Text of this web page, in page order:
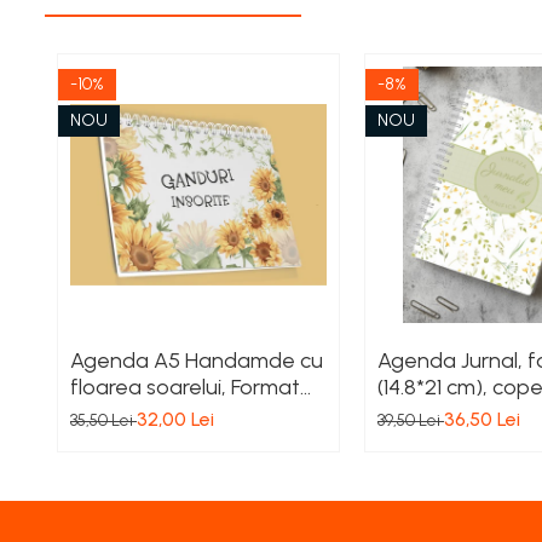
-10%
NOU
Agenda A5 Handamde cu
floarea soarelui, Format
Landscape – coperta
35,50 Lei32,00 Lei
-8%
NOU
Agenda Jurnal,
(14.8*21 cm),
cartonate
39,50 Lei36,50 Lei